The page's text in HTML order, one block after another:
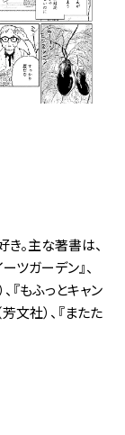
。主な著書は、
ツガーデン』、
『もふっとキャン
文社）、『またた